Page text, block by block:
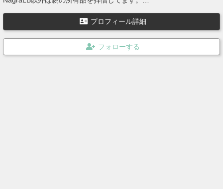
－）、Beyerdynamic社製 DT48（ヘッドホン）、ブーム(3m)、スタ
ンド(3m)、ウィンドスクリーン（鳥籠タイプ）等を使用してます。
殆どの投稿音源は Stereo 24bit 192000hz WAVE を Stereo 320kBit/s
プロフィール詳細